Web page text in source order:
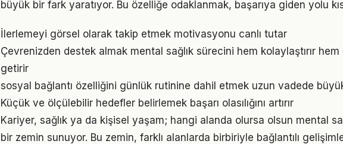
büyük bir fark yaratıyor. Bu özelliğe odaklanmak, başarıya giden yolu
İlerlemeyi görsel olarak takip etmek motivasyonu canlı tutar
Çevrenizden destek almak mental sağlık sürecini hem kolaylaştırır
getirir
sosyal bağlantı özelliğini günlük rutinine dahil etmek uzun vadede
Küçük ve ölçülebilir hedefler belirlemek başarı olasılığını artırır
Kariyer, sağlık ya da kişisel yaşam; hangi alanda olursa olsun mental
bir zemin sunuyor. Bu zemin, farklı alanlarda birbiriyle bağlantılı